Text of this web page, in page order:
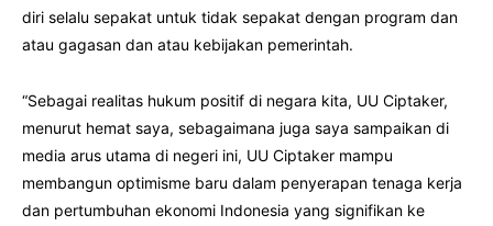
diri selalu sepakat untuk tidak sepakat dengan program dan
atau gagasan dan atau kebijakan pemerintah.
“Sebagai realitas hukum positif di negara kita, UU Ciptaker,
menurut hemat saya, sebagaimana juga saya sampaikan di
media arus utama di negeri ini, UU Ciptaker mampu
membangun optimisme baru dalam penyerapan tenaga kerja
dan pertumbuhan ekonomi Indonesia yang signifikan ke